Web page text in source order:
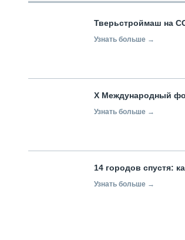
Тверьстроймаш на
Узнать больше →
X Международный
Узнать больше →
14 городов спустя:
Узнать больше →